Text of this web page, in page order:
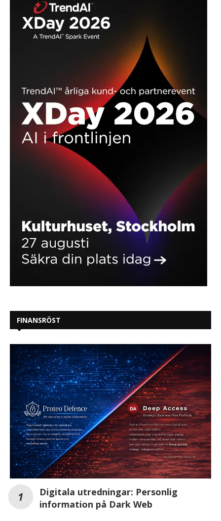
FINANSRÖST
Digitala utredningar: Personlig
information på Dark Web